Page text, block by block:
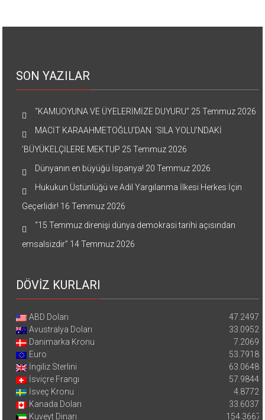
SON YAZILAR
“KAMUOYUNA VE ÜYELERİMİZE DUYURU” 25 Temmuz 2026
MACİT KARAAHMETOĞLU’DAN ‘SILA YOLU’NDAKİ
’BÜYÜKELÇİLERE MEKTUP 25 Temmuz 2026
Dünyanın en büyüğü İspanya! 20 Temmuz 2026
Hukukun Üstünlüğü ve Adil Yargılanma İlkesi Herkes İçin
Geçerlidir! 16 Temmuz 2026
“15 Temmuz direnişi dünya demokrasi tarihi açısından
emsalsizdir” 14 Temmuz 2026
DÖVİZ KURLARI
ABD Doları
47.2497
Avustralya Doları
33.0952
Danimarka Kronu
7.2069
Euro
53.7918
İngiliz Sterlini
63.0648
İsviçre Frangı
57.9844
İsveç Kronu
4.8772
Kanada Doları
33.6037
Kuveyt Dinarı
154.3667